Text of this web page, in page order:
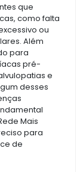
que
como falta
ou
Além
para
pré-
e
desses
Mais
para
de